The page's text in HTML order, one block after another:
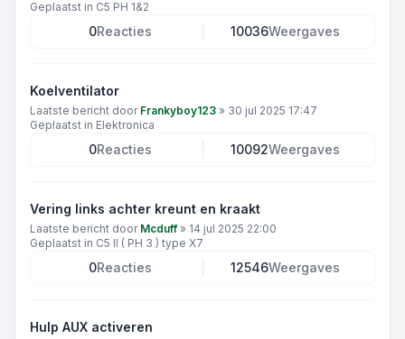
Geplaatst in C5 PH 1&2
0Reacties 10036Weergaves
Koelventilator
Laatste bericht door Frankyboy123 » 30 jul 2025 17:47
Geplaatst in Elektronica
0Reacties 10092Weergaves
Vering links achter kreunt en kraakt
Laatste bericht door Mcduff» 14 jul 2025 22:00
Geplaatst in C5 II ( PH 3 ) type X7
0Reacties 12546Weergaves
Hulp AUX activeren